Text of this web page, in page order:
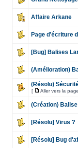
Affaire Arkane
Page d'écriture
[Bug] Balises
(Amélioration)
(Résolu)
[ Aller vers la
(Création)
[Résolu] Virus ?
[Résolu] Bug